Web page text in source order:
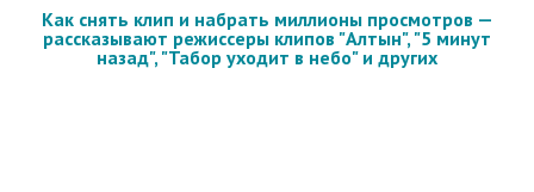
Как снять клип и набрать миллионы просмотров —
рассказывают режиссеры клипов "Алтын", "5 минут
назад", "Табор уходит в небо" и других